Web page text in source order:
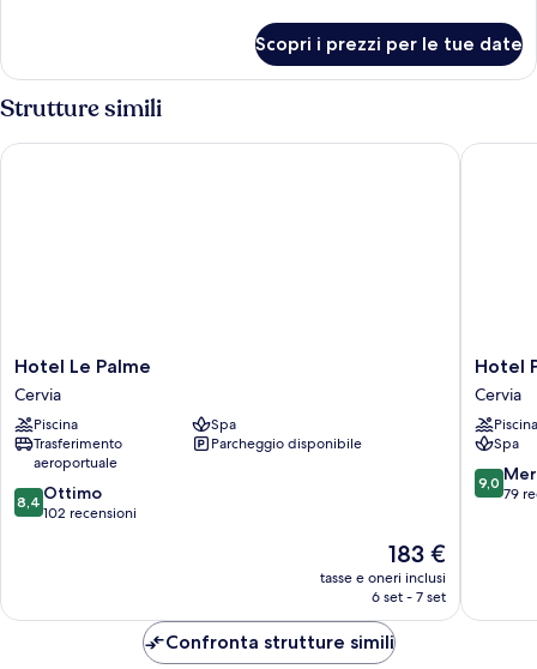
Deluxe
Scopri i prezzi per le tue date
Strutture simili
Hotel
Le
Palme
Cervia
Hotel Le Palme
Cervia
Piscina
Spa
Trasferimento
aeroportuale
Parcheggio disponibile
8.4
su
8,4 Ottimo
102 recensioni
Il
prezzo
attuale
183 €
183 €
tasse e oneri inclusi
6 set - 7 set
Hotel Le Palme
Hotel
Palace
Cervia
Hotel
Cervia
Piscina
Spa
9.0
su
9,0
79
Hotel
Confronta strutture simili